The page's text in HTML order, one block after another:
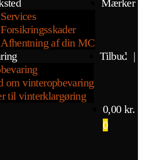
Services
Forsikringsskader
Afhentning af din MC
Mærker
om vinteropbevaring
til vinterklargøring
Tilbud |
0,00 kr.
0